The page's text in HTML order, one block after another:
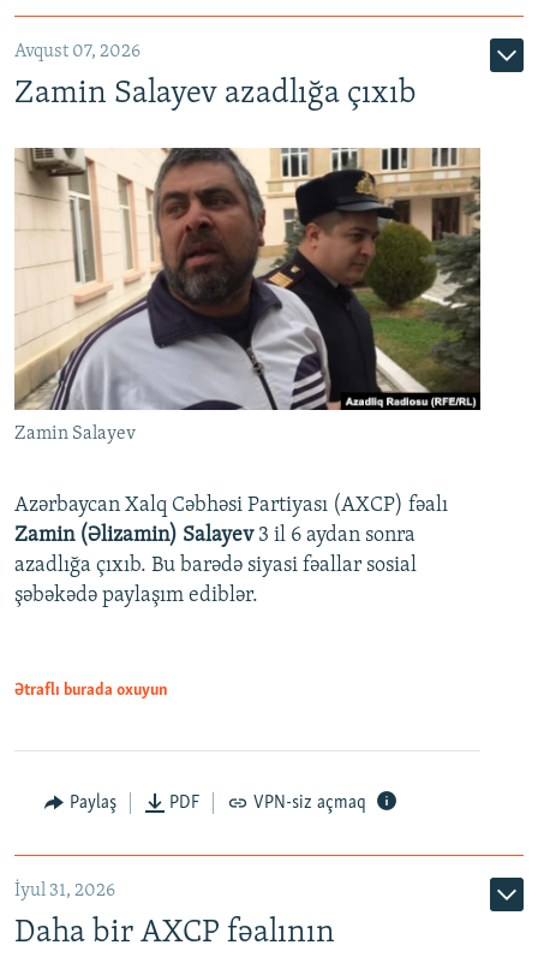
Avqust 07, 2026
Zamin Salayev azadlığa çıxıb
Zamin Salayev
Azərbaycan Xalq Cəbhəsi Partiyası (AXCP) fəalı
Zamin (Əlizamin) Salayev 3 il 6 aydan sonra
azadlığa çıxıb. Bu barədə siyasi fəallar sosial
şəbəkədə paylaşım ediblər.
Ətraflı burada oxuyun
Paylaş PDF VPN-siz açmaq
İyul 31, 2026
Daha bir AXCP fəalının